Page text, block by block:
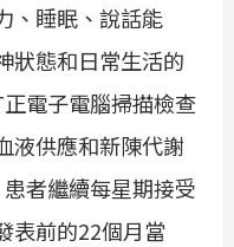
、睡眠、說話能
狀態和日常生活的
電子電腦掃描檢查
液供應和新陳代謝
者繼續每星期接受
表前的22個月當